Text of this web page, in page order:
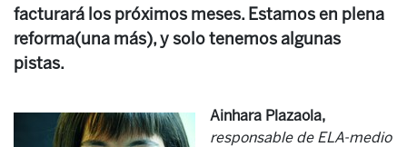
facturará los próximos meses. Estamos en plena
reforma(una más), y solo tenemos algunas
pistas.
Ainhara Plazaola,
responsable de ELA-medio